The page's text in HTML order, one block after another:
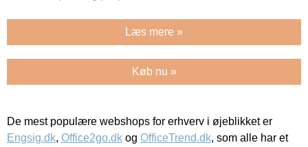
Læs mere »
Køb nu »
De mest populære webshops for erhverv i øjeblikket er
Engsig.dk, Office2go.dk og OfficeTrend.dk, som alle har et